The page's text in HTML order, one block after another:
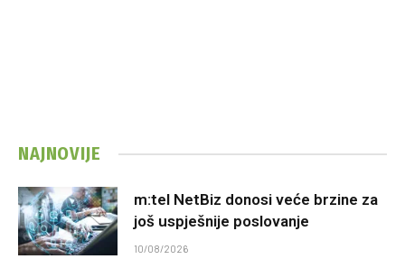
NAJNOVIJE
m:tel NetBiz donosi veće brzine za
još uspješnije poslovanje
10/08/2026